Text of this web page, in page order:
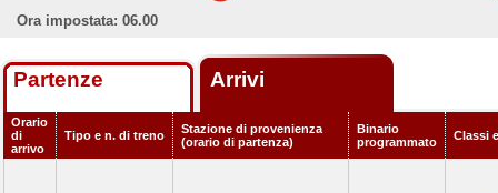
Ora impostata: 06.00
Partenze Arrivi
Orario
di
arrivo
Tipo e n. di treno
Stazione di provenienza
(orario di partenza)
Binario
programmato
Classi